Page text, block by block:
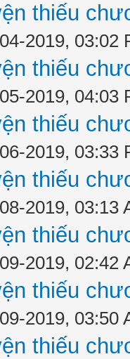
thiếu
2019, 03:02
thiếu
2019, 04:03
thiếu
2019, 03:33
thiếu
2019, 03:13
thiếu
2019, 02:42
thiếu
2019, 03:50
thiếu